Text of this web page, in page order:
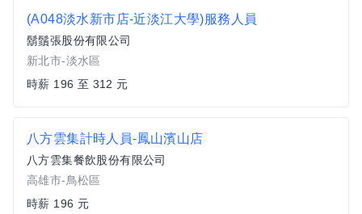
(A048淡水新市店-近淡江大學)服務人員
鬍鬚張股份有限公司
新北市-淡水區
時薪 196 至 312 元
八方雲集計時人員-鳳山濱山店
八方雲集餐飲股份有限公司
高雄市-鳥松區
時薪 196 元